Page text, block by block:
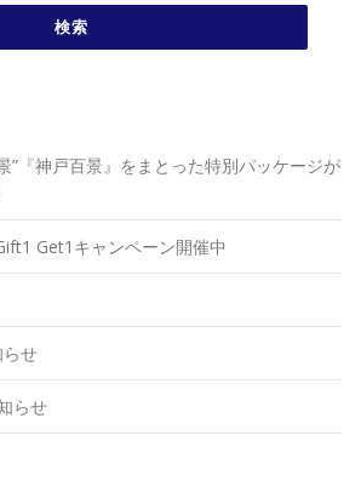
”『神戸百景』をまとった特別パッケージが
Get1キャンペーン開催中
せ
らせ